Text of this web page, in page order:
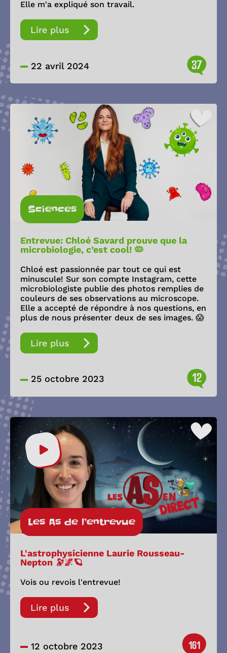
Elle m'a expliqué son travail.
Lire plus
22 avril 2024 37
Sciences
Entrevue: Chloé Savard prouve que la
microbiologie, c’est cool! 🦠
Chloé est passionnée par tout ce qui est
minuscule! Sur son compte Instagram, cette
microbiologiste publie des photos remplies de
couleurs de ses observations au microscope.
Elle a accepté de répondre à nos questions, en
plus de nous présenter deux de ses images. 😱
Lire plus
25 octobre 2023 12
Les As de l’entrevue
L'astrophysicienne Laurie Rousseau-
Nepton 🔭🌌🪐
Vois ou revois l'entrevue!
Lire plus
12 octobre 2023 161